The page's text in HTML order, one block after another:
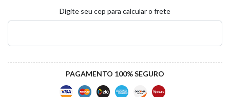
Digite seu cep para calcular o frete
PAGAMENTO 100% SEGURO